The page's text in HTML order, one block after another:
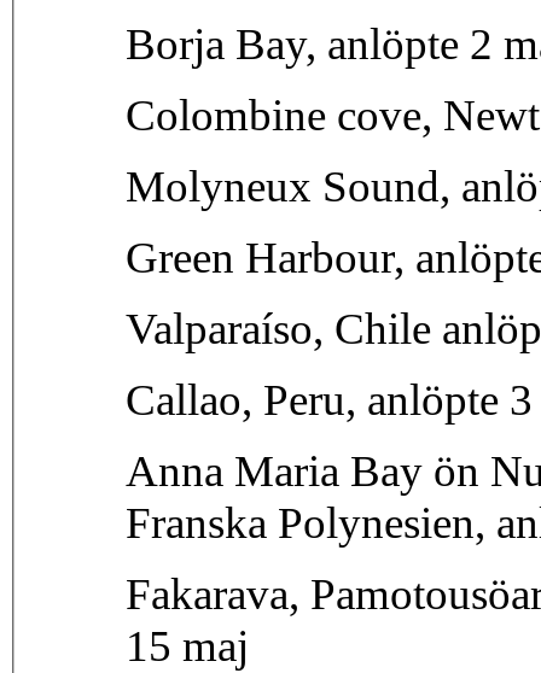
Borja Bay, anlöpte 2
Colombine cove,
Molyneux Sound,
Green Harbour,
Valparaíso, Chile
Callao, Peru, anlöpte
Anna Maria Bay ön
Franska Polynesien,
Fakarava,
15 maj